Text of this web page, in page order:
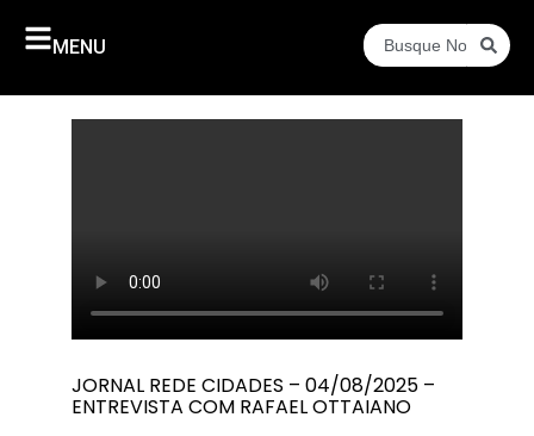
MENU
JORNAL REDE CIDADES – 04/08/2025 –
ENTREVISTA COM RAFAEL OTTAIANO